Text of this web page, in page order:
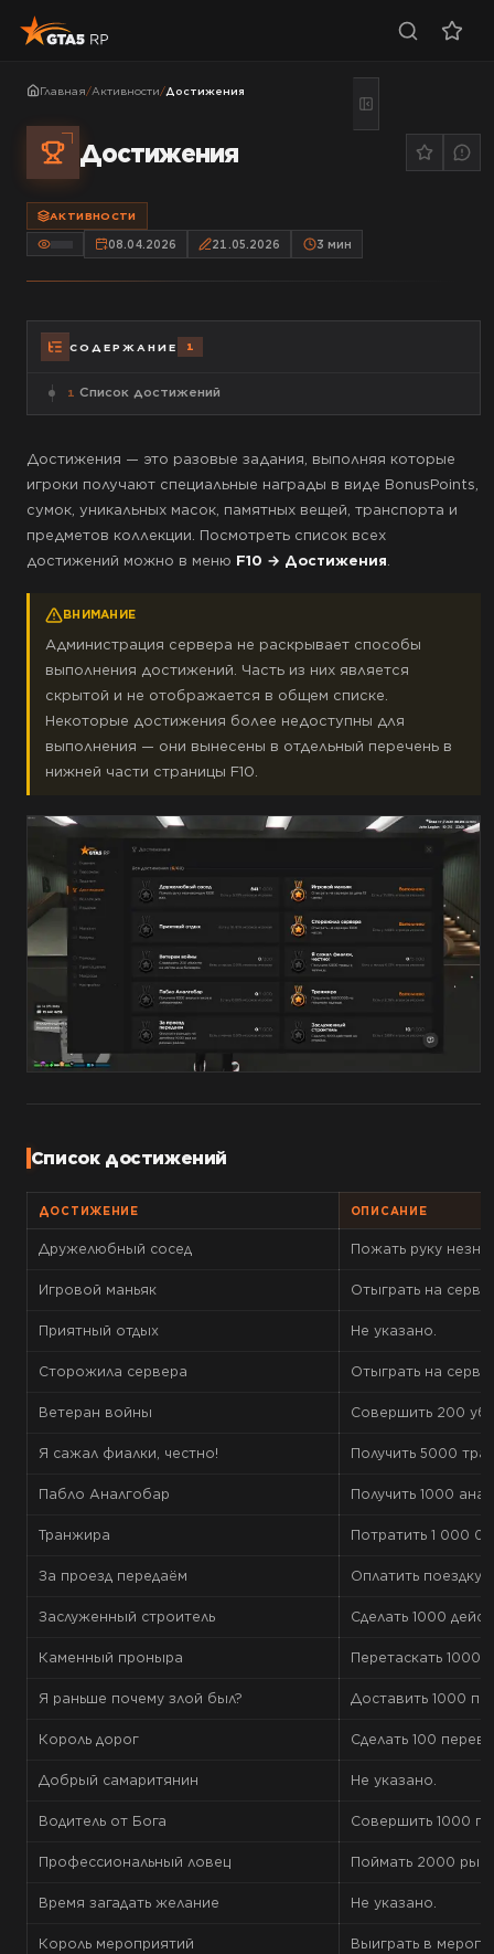
Главная/Активности/Достижения
Достижения
АКТИВНОСТИ
08.04.2026 21.05.2026 3 мин
СОДЕРЖАНИЕ 1
1 Список достижений
Достижения — это разовые задания, выполняя которые
игроки получают специальные награды в виде BonusPoints,
сумок, уникальных масок, памятных вещей, транспорта и
предметов коллекции. Посмотреть список всех
достижений можно в меню F10 → Достижения.
ВНИМАНИЕ
Администрация сервера не раскрывает способы
выполнения достижений. Часть из них является
скрытой и не отображается в общем списке.
Некоторые достижения более недоступны для
выполнения — они вынесены в отдельный перечень в
нижней части страницы F10.
Список достижений
ДОСТИЖЕНИЕ ОПИСАНИЕ
Дружелюбный сосед Пожать руку
Игровой маньяк Отыграть на
Приятный отдых Не указано.
Сторожила сервера Отыграть на
Ветеран войны Совершить 200
Я сажал фиалки, честно! Получить 5000
Пабло Аналгобар Получить 1000
Транжира Потратить 1 000
За проезд передаём Оплатить поездку
Заслуженный строитель Сделать 1000
Каменный проныра Перетаскать 1000
Я раньше почему злой был? Доставить 1000
Король дорог Сделать 100
Добрый самаритянин Не указано.
Водитель от Бога Совершить 1000
Профессиональный ловец Поймать 2000 рыб.
Время загадать желание Не указано.
Король мероприятий Выиграть в